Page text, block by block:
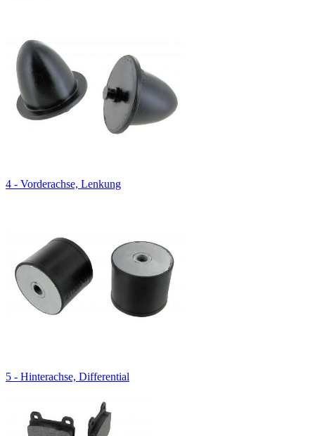
4 - Vorderachse, Lenkung
5 - Hinterachse, Differential